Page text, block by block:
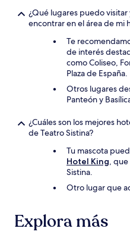
¿Qué lugares puedo
encontrar en el área de mi
Te
de interés
como Coliseo,
Plaza de España.
Otros lugares
Panteón y
¿Cuáles son los mejores
de Teatro Sistina?
Tu mascota
Hotel King, que
Sistina.
Otro lugar que
Explora más